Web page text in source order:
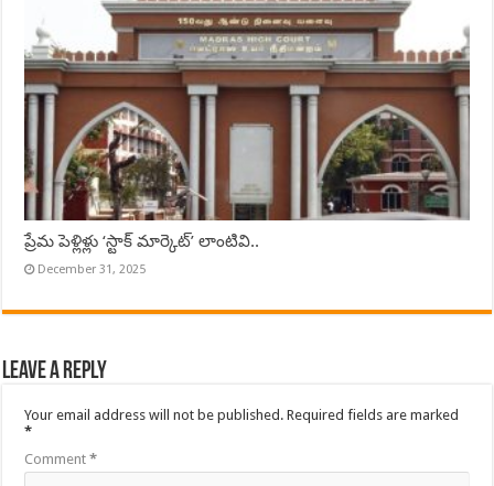
ప్రేమ పెళ్లిళ్లు ‘స్టాక్ మార్కెట్’ లాంటివి..
December 31, 2025
Leave a Reply
Your email address will not be published. Required fields are marked
*
Comment*